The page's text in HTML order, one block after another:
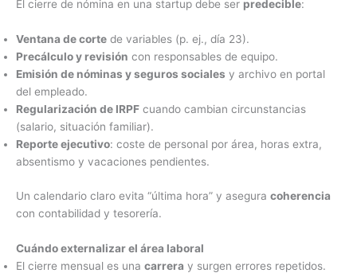
El cierre de nómina en una startup debe ser predecible:
Ventana de corte de variables (p. ej., día 23).
Precálculo y revisión con responsables de equipo.
Emisión de nóminas y seguros sociales y archivo en portal
del empleado.
Regularización de IRPF cuando cambian circunstancias
(salario, situación familiar).
Reporte ejecutivo: coste de personal por área, horas extra,
absentismo y vacaciones pendientes.
Un calendario claro evita “última hora” y asegura coherencia
con contabilidad y tesorería.
Cuándo externalizar el área laboral
El cierre mensual es una carrera y surgen errores repetidos.